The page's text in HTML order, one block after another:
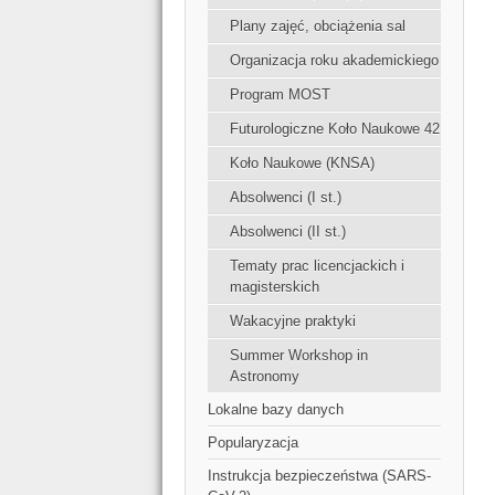
Plany zajęć, obciążenia sal
Organizacja roku akademickiego
Program MOST
Futurologiczne Koło Naukowe 42
Koło Naukowe (KNSA)
Absolwenci (I st.)
Absolwenci (II st.)
Tematy prac licencjackich i
magisterskich
Wakacyjne praktyki
Summer Workshop in
Astronomy
Lokalne bazy danych
Popularyzacja
Instrukcja bezpieczeństwa (SARS-